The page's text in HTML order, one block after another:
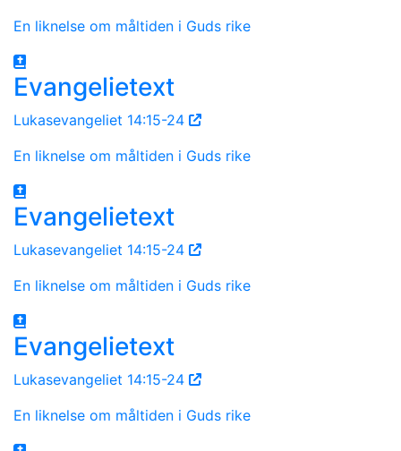
En liknelse om måltiden i Guds rike
Evangelietext
Lukasevangeliet 14:15-24
En liknelse om måltiden i Guds rike
Evangelietext
Lukasevangeliet 14:15-24
En liknelse om måltiden i Guds rike
Evangelietext
Lukasevangeliet 14:15-24
En liknelse om måltiden i Guds rike